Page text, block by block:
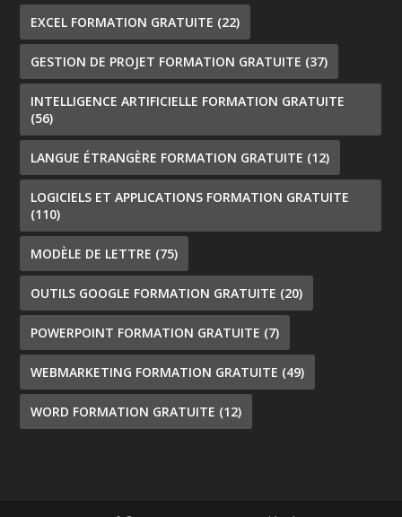
EXCEL FORMATION GRATUITE (22)
GESTION DE PROJET FORMATION GRATUITE (37)
INTELLIGENCE ARTIFICIELLE FORMATION GRATUITE
(56)
LANGUE ÉTRANGÈRE FORMATION GRATUITE (12)
LOGICIELS ET APPLICATIONS FORMATION GRATUITE
(110)
MODÈLE DE LETTRE (75)
OUTILS GOOGLE FORMATION GRATUITE (20)
POWERPOINT FORMATION GRATUITE (7)
WEBMARKETING FORMATION GRATUITE (49)
WORD FORMATION GRATUITE (12)